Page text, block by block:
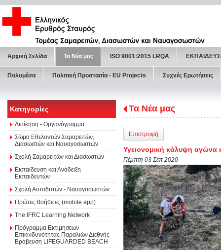
Αρχική Σελίδα Τα Νέα μας ISO 9001:2015 LRQA
Πολυμέσα Πολιτική Προστασία - ΕU Projects Συχνές Ερωτήσεις
Κατηγορίες
Διοίκηση - Οργανόγραμμα
Σώμα Εθελοντών Σαμαρειτών,
Διασωστών και Ναυαγοσωστών
Σχολή Σαμαρειτών και Διασωστών
Εκπαίδευση και Ανάδειξη
Εκπαιδευτών
Σχολή Αυτοδυτών - Ναυαγοσωστών
Πρώτες Βοήθειες (mobile app)
The IFRC Learning Network
Πρόγραμμα Εκτιμήσεων
Επικινδυνότητας Παραλιών Διεθνής
Βράβευση LIFEGUARDED BEACH
Τα Νέα μας
Επιστροφή
Υγειονομική κάλυψη αγώνα
Πέμπτη 03 Σεπ 2020